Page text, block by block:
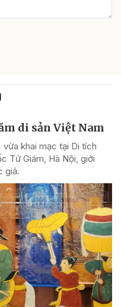
di sản Việt Nam
vừa khai mạc tại Di tích
Tử Giám, Hà Nội, giới
giả.